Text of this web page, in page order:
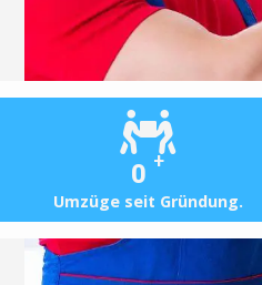
0 +
Umzüge seit Gründung.